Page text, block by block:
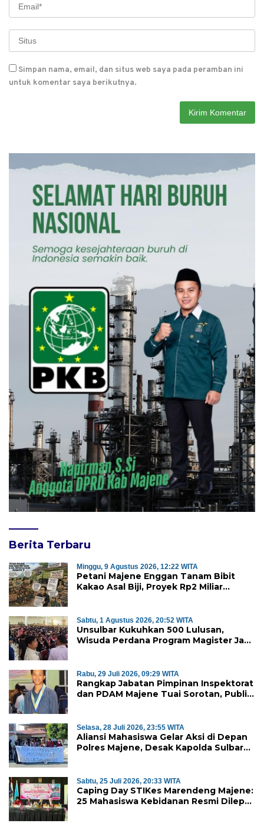
Simpan nama, email, dan situs web saya pada peramban ini
untuk komentar saya berikutnya.
Berita Terbaru
Minggu, 9 Agustus 2026, 12:22 WITA
Petani Majene Enggan Tanam Bibit
Kakao Asal Biji, Proyek Rp2 Miliar
Sabtu, 1 Agustus 2026, 20:52 WITA
Unsulbar Kukuhkan 500 Lulusan,
Wisuda Perdana Program Magister Jadi
Rabu, 29 Juli 2026, 09:29 WITA
Rangkap Jabatan Pimpinan Inspektorat
dan PDAM Majene Tuai Sorotan, Publik
Selasa, 28 Juli 2026, 23:55 WITA
Aliansi Mahasiswa Gelar Aksi di Depan
Polres Majene, Desak Kapolda Sulbar
Sabtu, 25 Juli 2026, 20:33 WITA
Caping Day STIKes Marendeng Majene:
25 Mahasiswa Kebidanan Resmi Dilepas